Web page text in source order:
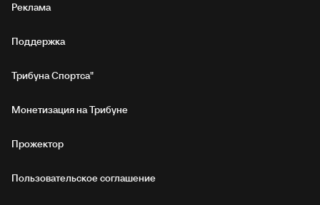
Реклама
Поддержка
Трибуна Спортса"
Монетизация на Трибуне
Прожектор
Пользовательское соглашение